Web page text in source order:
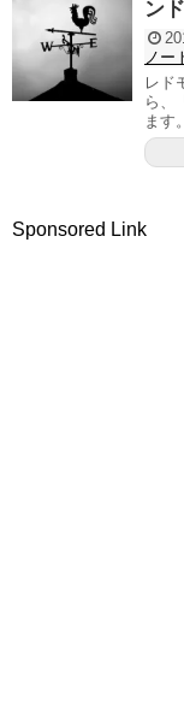
ン
ノー
レド
ら、
ます。
Sponsored Link